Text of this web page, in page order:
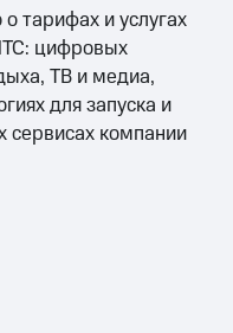
тарифах и услугах
цифровых
ТВ и медиа,
для запуска и
сервисах компании